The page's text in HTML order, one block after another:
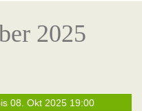
2025
08. Okt 2025 19:00